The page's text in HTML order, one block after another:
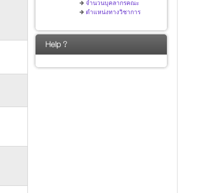
จำนวนบุคลากรคณะ
ตำแหน่งทางวิชาการ